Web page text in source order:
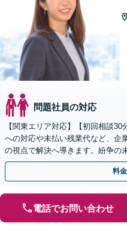
問題社員の対応
【関東エリア対応】【初回相談
への対応や未払い残業代など、企
の視点で解決へ導きます。紛争の
て顧問契約を通じた充実のサポー
料
電話でお問い合わせ